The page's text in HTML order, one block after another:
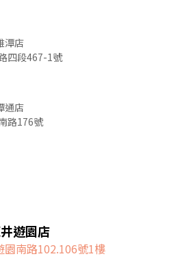
潭店
四段467-1號
通店
路176號
遊園店
園南路102.106號1樓